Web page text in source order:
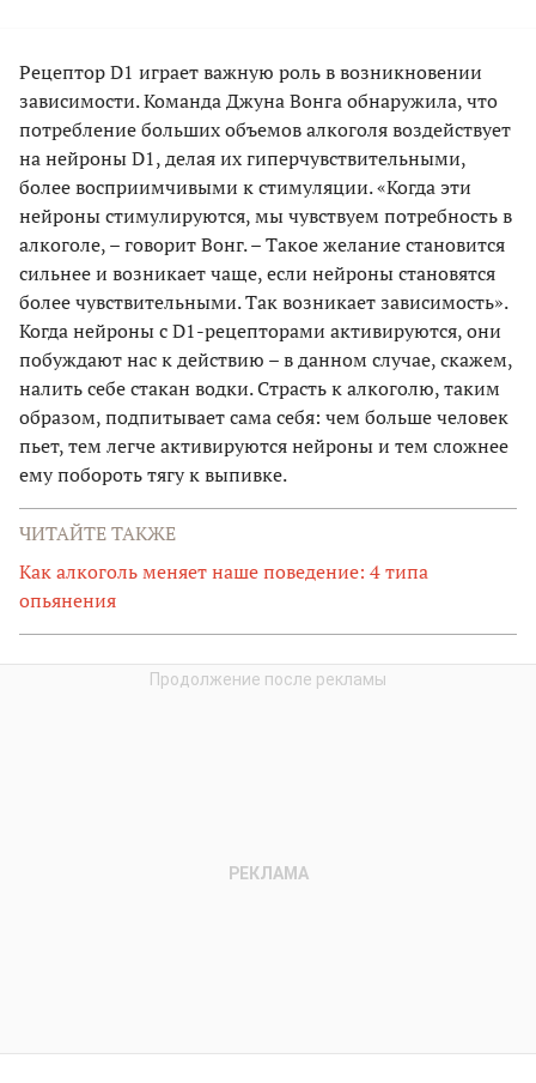
Рецептор D1 играет важную роль в возникновении
зависимости. Команда Джуна Вонга обнаружила, что
потребление больших объемов алкоголя воздействует
на нейроны D1, делая их гиперчувствительными,
более восприимчивыми к стимуляции. «Когда эти
нейроны стимулируются, мы чувствуем потребность в
алкоголе, – говорит Вонг. – Такое желание становится
сильнее и возникает чаще, если нейроны становятся
более чувствительными. Так возникает зависимость».
Когда нейроны с D1-рецепторами активируются, они
побуждают нас к действию – в данном случае, скажем,
налить себе стакан водки. Страсть к алкоголю, таким
образом, подпитывает сама себя: чем больше человек
пьет, тем легче активируются нейроны и тем сложнее
ему побороть тягу к выпивке.
ЧИТАЙТЕ ТАКЖЕ
Как алкоголь меняет наше поведение: 4 типа
опьянения